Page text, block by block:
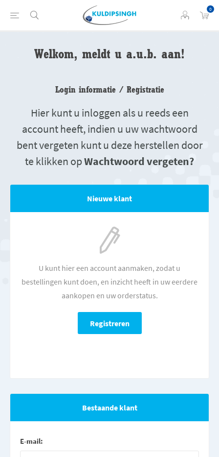
0
Welkom, meldt u a.u.b. aan!
Login informatie / Registratie
Hier kunt u inloggen als u reeds een
account heeft, indien u uw wachtwoord
bent vergeten kunt u deze herstellen door
te klikken opWachtwoord vergeten?
Nieuwe klant
U kunt hier een account aanmaken, zodat u
bestellingen kunt doen, en inzicht heeft in uw eerdere
aankopen en uw orderstatus.
Bestaande klant
E-mail: